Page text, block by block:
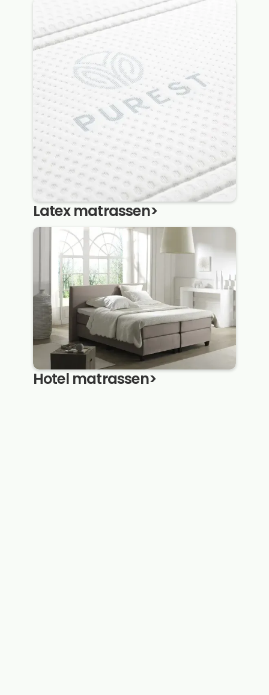
Latex matrassen>
Hotel matrassen>